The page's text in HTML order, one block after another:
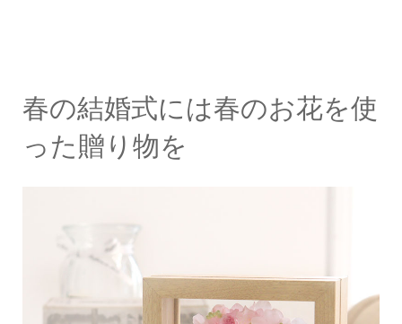
春の結婚式には春のお花を使
った贈り物を